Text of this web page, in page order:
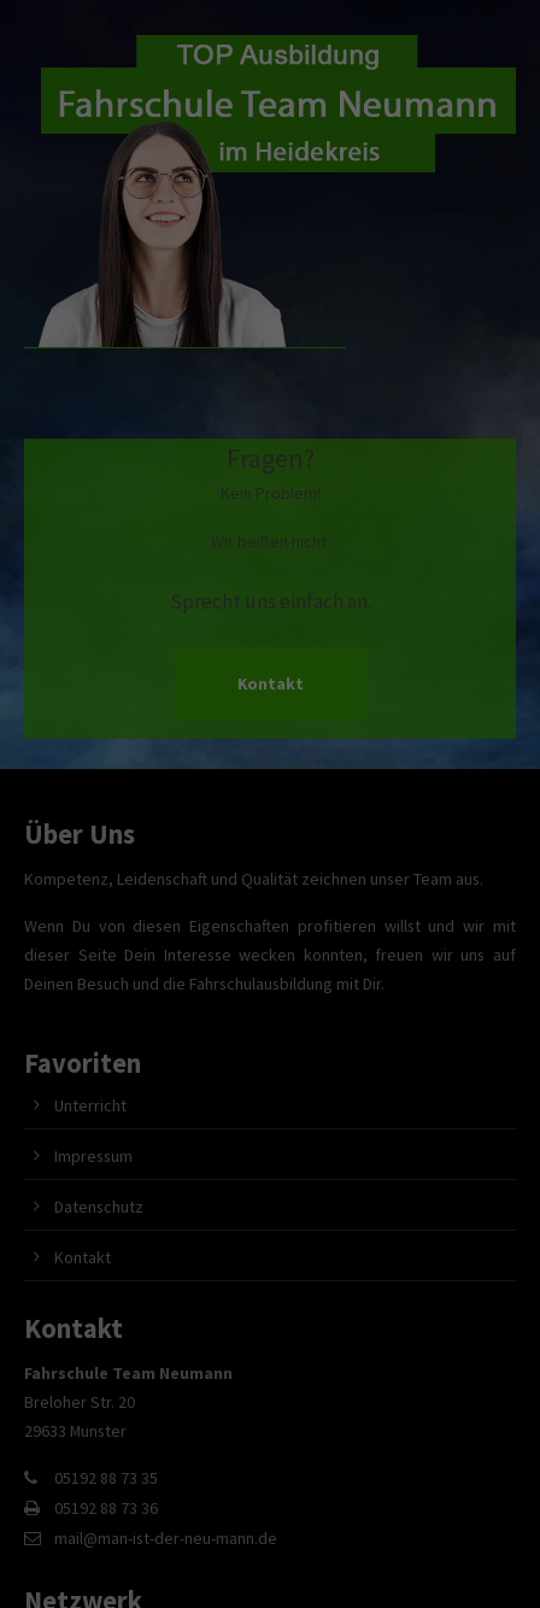
Fragen?
Kein Problem!
Wir beißen nicht.
Sprecht uns einfach an.
Kontakt
Über Uns
Kompetenz, Leidenschaft und Qualität zeichnen unser Team aus.
Wenn Du von diesen Eigenschaften profitieren willst und wir mit
dieser Seite Dein Interesse wecken konnten, freuen wir uns auf
Deinen Besuch und die Fahrschulausbildung mit Dir.
Favoriten
Unterricht
Impressum
Datenschutz
Kontakt
Kontakt
Fahrschule Team Neumann
Breloher Str. 20
29633 Munster
05192 88 73 35
05192 88 73 36
mail@man-ist-der-neu-mann.de
Netzwerk